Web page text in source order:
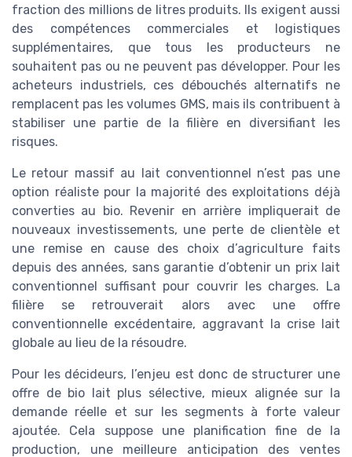
fraction des millions de litres produits. Ils exigent aussi
des compétences commerciales et logistiques
supplémentaires, que tous les producteurs ne
souhaitent pas ou ne peuvent pas développer. Pour les
acheteurs industriels, ces débouchés alternatifs ne
remplacent pas les volumes GMS, mais ils contribuent à
stabiliser une partie de la filière en diversifiant les
risques.
Le retour massif au lait conventionnel n’est pas une
option réaliste pour la majorité des exploitations déjà
converties au bio. Revenir en arrière impliquerait de
nouveaux investissements, une perte de clientèle et
une remise en cause des choix d’agriculture faits
depuis des années, sans garantie d’obtenir un prix lait
conventionnel suffisant pour couvrir les charges. La
filière se retrouverait alors avec une offre
conventionnelle excédentaire, aggravant la crise lait
globale au lieu de la résoudre.
Pour les décideurs, l’enjeu est donc de structurer une
offre de bio lait plus sélective, mieux alignée sur la
demande réelle et sur les segments à forte valeur
ajoutée. Cela suppose une planification fine de la
production, une meilleure anticipation des ventes